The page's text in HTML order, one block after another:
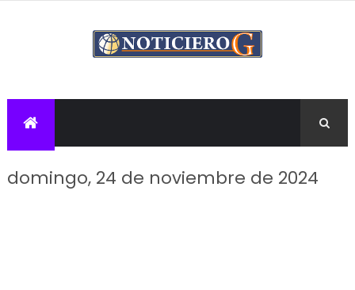
domingo, 24 de noviembre de 2024